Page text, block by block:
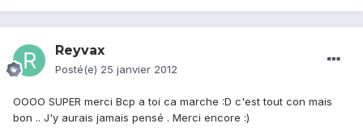
Reyvax
Posté(e) 25 janvier 2012
OOOO SUPER merci Bcp a toi ca marche :D c'est tout con mais
bon .. J'y aurais jamais pensé . Merci encore :)